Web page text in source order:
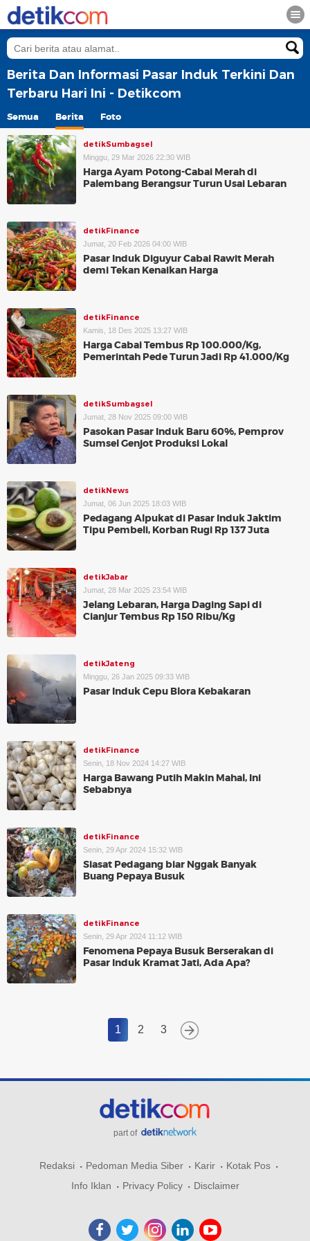
Berita Dan Informasi Pasar Induk Terkini Dan
Terbaru Hari Ini - Detikcom
Semua Berita Foto
detikSumbagsel
Minggu, 29 Mar 2026 22:30 WIB
Harga Ayam Potong-Cabai Merah di
Palembang Berangsur Turun Usai Lebaran
detikFinance
Jumat, 20 Feb 2026 04:00 WIB
Pasar Induk Diguyur Cabai Rawit Merah
demi Tekan Kenaikan Harga
detikFinance
Kamis, 18 Des 2025 13:27 WIB
Harga Cabai Tembus Rp 100.000/Kg,
Pemerintah Pede Turun Jadi Rp 41.000/Kg
detikSumbagsel
Jumat, 28 Nov 2025 09:00 WIB
Pasokan Pasar Induk Baru 60%, Pemprov
Sumsel Genjot Produksi Lokal
detikNews
Jumat, 06 Jun 2025 18:03 WIB
Pedagang Alpukat di Pasar Induk Jaktim
Tipu Pembeli, Korban Rugi Rp 137 Juta
detikJabar
Jumat, 28 Mar 2025 23:54 WIB
Jelang Lebaran, Harga Daging Sapi di
Cianjur Tembus Rp 150 Ribu/Kg
detikJateng
Minggu, 26 Jan 2025 09:33 WIB
Pasar Induk Cepu Blora Kebakaran
detikFinance
Senin, 18 Nov 2024 14:27 WIB
Harga Bawang Putih Makin Mahal, Ini
Sebabnya
detikFinance
Senin, 29 Apr 2024 15:32 WIB
Siasat Pedagang biar Nggak Banyak
Buang Pepaya Busuk
detikFinance
Senin, 29 Apr 2024 11:12 WIB
Fenomena Pepaya Busuk Berserakan di
Pasar Induk Kramat Jati, Ada Apa?
1 2 3
part of
Redaksi Pedoman Media Siber Karir
Kotak Pos
Info Iklan
Privacy Policy Disclaimer